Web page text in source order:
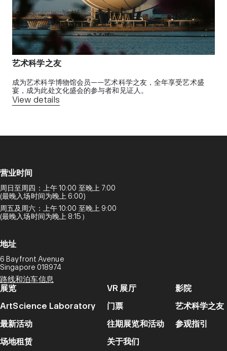
艺术科学之友
成为艺术科学博物馆会员——艺术科学之友，全年享受艺术盛
宴，成为此处文化盛会的参与者和见证人。
View details
营业时间
周日至周四：上午 10:00 至晚上 7:00
(最晚入场时间为晚上 6:00)
周五及周六：上午 10:00 至晚上 9:00
(最晚入场时间为晚上 8:15）
地址
6 Bayfront Avenue
Singapore 018974
路线和泊车信息
展览 VR 展厅
影院
ArtScience Laboratory
门票
艺术科学之友
最新活动
往期展览和活动
参观指引
场地租赁
关于我们